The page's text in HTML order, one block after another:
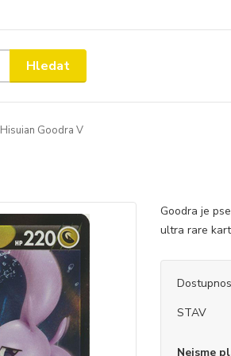
Hledat
Hisuian Goodra V
Goodra je
ultra rare
STAV
Nejsme